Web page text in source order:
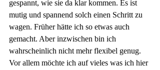
gespannt, wie sie da klar kommen. Es ist
mutig und spannend solch einen Schritt zu
wagen. Früher hätte ich so etwas auch
gemacht. Aber inzwischen bin ich
wahrscheinlich nicht mehr flexibel genug.
Vor allem möchte ich auf vieles was ich hier